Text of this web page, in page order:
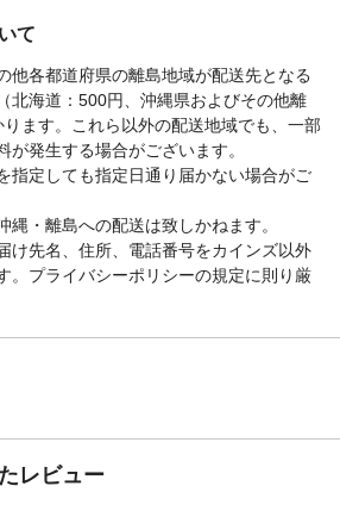
て
他各都道府県の離島地域が配送先となる
北海道：500円、沖縄県およびその他離
ます。これら以外の配送地域でも、一部
が発生する場合がございます。
指定しても指定日通り届かない場合がご
縄・離島への配送は致しかねます。
け先名、住所、電話番号をカインズ以外
。プライバシーポリシーの規定に則り厳
レビュー